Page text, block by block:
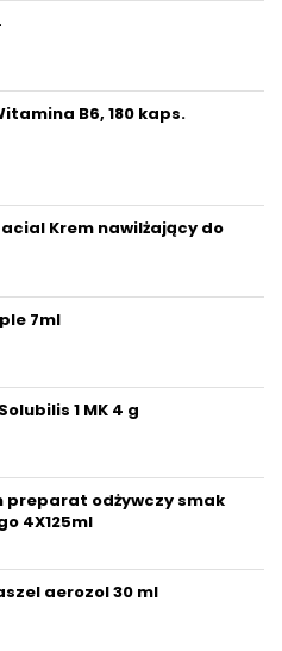
B6, 180 kaps.
Krem nawilżający do
7ml
1 MK 4 g
preparat odżywczy smak
4X125ml
aerozol 30 ml